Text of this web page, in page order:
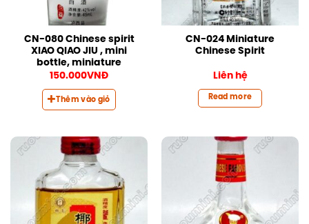
CN-080 Chinese spirit
XIAO QIAO JIU , mini
bottle, miniature
150.000VNĐ
Thêm vào giỏ
CN-024 Miniature
Chinese Spirit
Liên hệ
Read more